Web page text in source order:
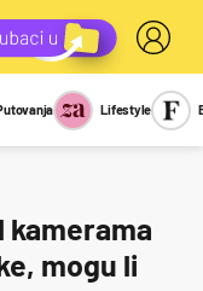
Report
Lifestyle
mogu li